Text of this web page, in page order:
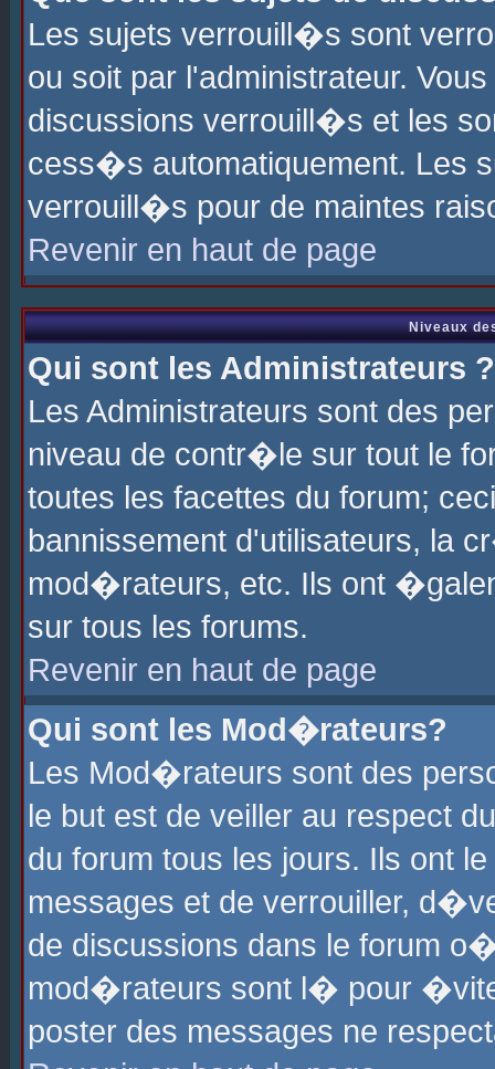
Les sujets verrouill�s sont
ou soit par l'administrateur.
discussions verrouill�s et les
cess�s automatiquement. Les
verrouill�s pour de maintes
Revenir en haut de page
Niveaux
Qui sont les Administrateurs ?
Les Administrateurs sont des
niveau de contr�le sur tout le
toutes les facettes du forum;
bannissement d'utilisateurs, la
mod�rateurs, etc. Ils ont
sur tous les forums.
Revenir en haut de page
Qui sont les Mod�rateurs?
Les Mod�rateurs sont des
le but est de veiller au respect
du forum tous les jours. Ils ont
messages et de verrouiller,
de discussions dans le forum
mod�rateurs sont l� pour
poster des messages ne